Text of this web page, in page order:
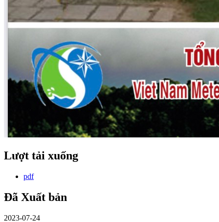
Lượt tải xuống
pdf
Đã Xuất bản
2023-07-24